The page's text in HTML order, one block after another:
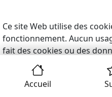
Accueil
Ce site Web utilise des
fonctionnement. Aucun
fait des cookies ou des